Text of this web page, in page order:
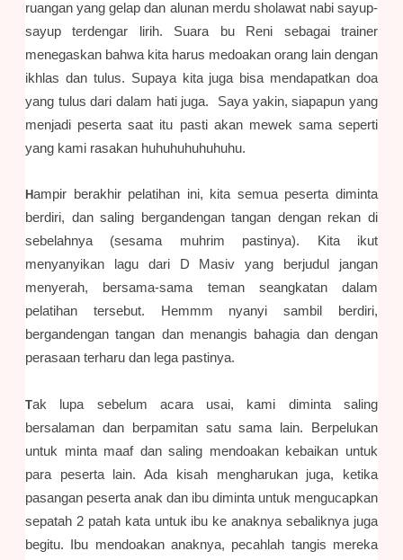
ruangan yang gelap dan alunan merdu sholawat nabi sayup-
sayup terdengar lirih. Suara bu Reni sebagai trainer
menegaskan bahwa kita harus medoakan orang lain dengan
ikhlas dan tulus. Supaya kita juga bisa mendapatkan doa
yang tulus dari dalam hati juga. Saya yakin, siapapun yang
menjadi peserta saat itu pasti akan mewek sama seperti
yang kami rasakan huhuhuhuhuhuhu.
Hampir berakhir pelatihan ini, kita semua peserta diminta
berdiri, dan saling bergandengan tangan dengan rekan di
sebelahnya (sesama muhrim pastinya). Kita ikut
menyanyikan lagu dari D Masiv yang berjudul jangan
menyerah, bersama-sama teman seangkatan dalam
pelatihan tersebut. Hemmm nyanyi sambil berdiri,
bergandengan tangan dan menangis bahagia dan dengan
perasaan terharu dan lega pastinya.
Tak lupa sebelum acara usai, kami diminta saling
bersalaman dan berpamitan satu sama lain. Berpelukan
untuk minta maaf dan saling mendoakan kebaikan untuk
para peserta lain. Ada kisah mengharukan juga, ketika
pasangan peserta anak dan ibu diminta untuk mengucapkan
sepatah 2 patah kata untuk ibu ke anaknya sebaliknya juga
begitu. Ibu mendoakan anaknya, pecahlah tangis mereka